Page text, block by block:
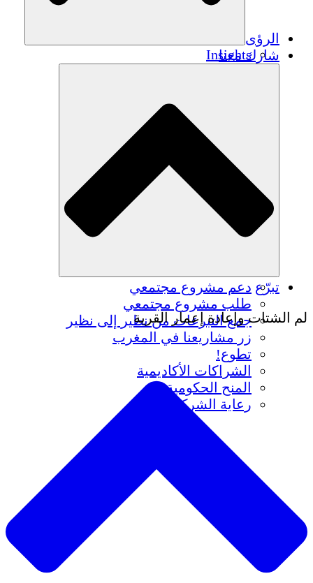
الرؤى
Insights
شارك معنا
دعم مشروع مجتمعي
طلب مشروع مجتمعي
جمع التبرعات من نظير إلى نظير
زر مشاريعنا في المغرب
تطوع!
الشراكات الأكاديمية
المنح الحكومية
رعاية الشركات
تبرّع
لم الشتات وإعادة إعمار القرية